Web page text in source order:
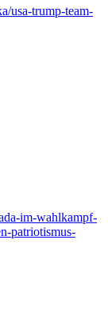
usa-trump-team-
im-wahlkampf-
patriotismus-